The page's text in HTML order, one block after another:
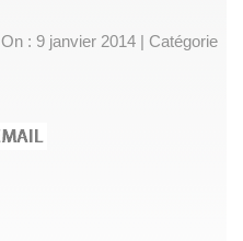
On : 9 janvier 2014
Catégorie